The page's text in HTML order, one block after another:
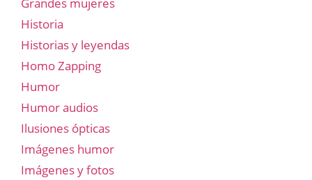
Historia
Historias y leyendas
Homo Zapping
Humor
Humor audios
Ilusiones ópticas
Imágenes humor
Imágenes y fotos